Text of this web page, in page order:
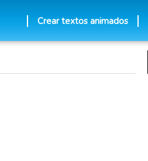
Crear textos animados